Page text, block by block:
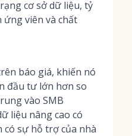
cơ sở dữ liệu, tỷ
ứng viên và chất
báo giá, khiến nó
đầu tư lớn hơn so
vào SMB
liệu nâng cao có
có sự hỗ trợ của nhà